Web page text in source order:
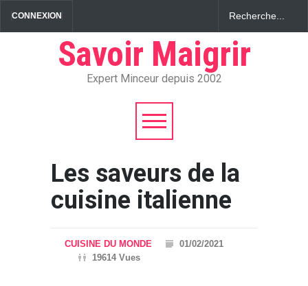
CONNEXION
Savoir Maigrir
Expert Minceur depuis 2002
Les saveurs de la
cuisine italienne
CUISINE DU MONDE
01/02/2021
19614 Vues